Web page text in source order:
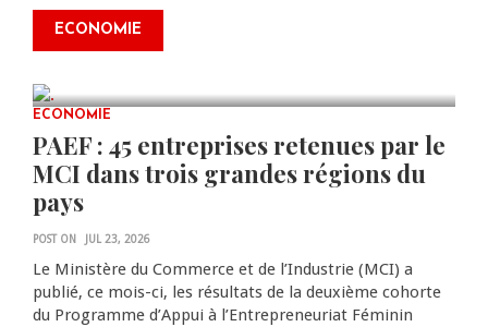
ECONOMIE
0 COMMENTS
2ᵉ édition de ses Journées
scientifiques
ECONOMIE
PAEF : 45 entreprises retenues par le
MCI dans trois grandes régions du
pays
POST ON JUL 23, 2026
Le Ministère du Commerce et de l’Industrie (MCI) a
publié, ce mois-ci, les résultats de la deuxième cohorte
du Programme d’Appui à l’Entrepreneuriat Féminin